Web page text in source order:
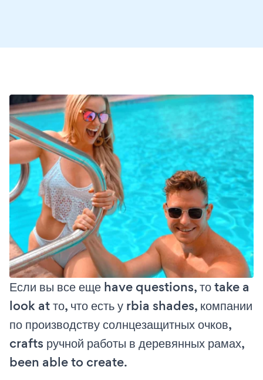
Если вы все еще have questions, то take a
look at то, что есть у rbia shades, компании
по производству солнцезащитных очков,
crafts ручной работы в деревянных рамах,
been able to create.